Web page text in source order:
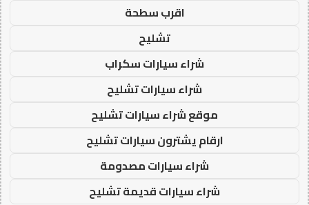
اقرب سطحة
تشليح
شراء سيارات سكراب
شراء سيارات تشليح
موقع شراء سيارات تشليح
ارقام يشترون سيارات تشليح
شراء سيارات مصدومة
شراء سيارات قديمة تشليح